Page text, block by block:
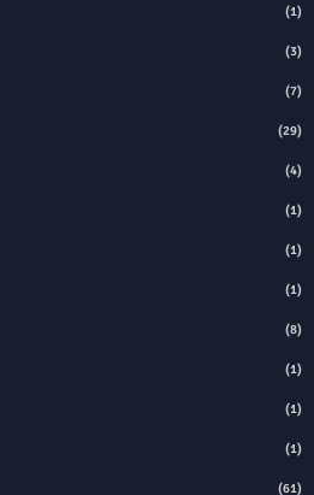
(1)
(3)
(7)
(29)
(4)
(1)
(1)
(1)
(8)
(1)
(1)
(1)
(61)